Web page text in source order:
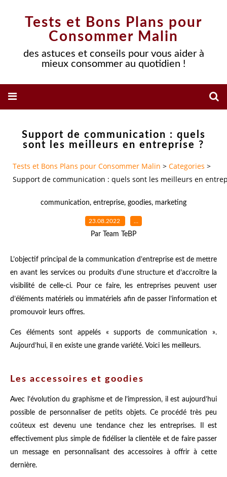
Tests et Bons Plans pour
Consommer Malin
des astuces et conseils pour vous aider à
mieux consommer au quotidien !
Support de communication : quels
sont les meilleurs en entreprise ?
Tests et Bons Plans pour Consommer Malin > Categories >
Support de communication : quels sont les meilleurs en
communication, entreprise, goodies, marketing
23.08.2022 …
Par Team TeBP
L’objectif principal de la communication d’entreprise est de mettre
en avant les services ou produits d’une structure et d’accroître la
visibilité de celle-ci. Pour ce faire, les entreprises peuvent user
d’éléments matériels ou immatériels afin de passer l’information et
promouvoir leurs offres.
Ces éléments sont appelés « supports de communication ».
Aujourd’hui, il en existe une grande variété. Voici les meilleurs.
Les accessoires et goodies
Avec l’évolution du graphisme et de l’impression, il est aujourd’hui
possible de personnaliser de petits objets. Ce procédé très peu
coûteux est devenu une tendance chez les entreprises. Il est
effectivement plus simple de fidéliser la clientèle et de faire passer
un message en personnalisant des accessoires à offrir à cette
dernière.